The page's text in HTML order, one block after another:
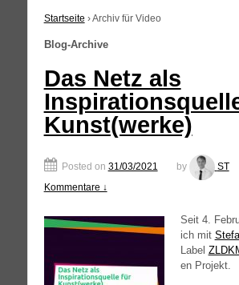
Startseite ›Archiv für Video
Blog-Archive
Das Netz als
Kunst(werke)
Posted on 31/03/2021 by ST
Kommentare ↓
Seit 4.
ich mit
Label
en Projekt.